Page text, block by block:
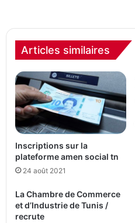
Articles similaires
Inscriptions sur la
plateforme amen social tn
24 août 2021
La Chambre de Commerce
et d’Industrie de Tunis /
recrute